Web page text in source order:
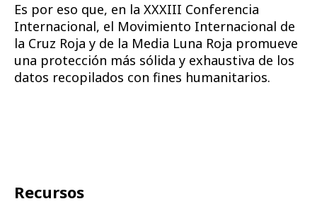
Es por eso que, en la XXXIII Conferencia
Internacional, el Movimiento Internacional de
la Cruz Roja y de la Media Luna Roja promueve
una protección más sólida y exhaustiva de los
datos recopilados con fines humanitarios.
Recursos